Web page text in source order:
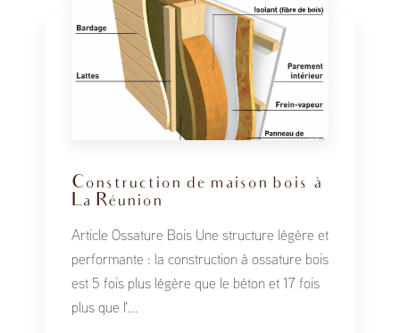
Construction de maison bois à
La Réunion
Article Ossature Bois Une structure légère et
performante : la construction à ossature bois
est 5 fois plus légère que le béton et 17 fois
plus que l'...